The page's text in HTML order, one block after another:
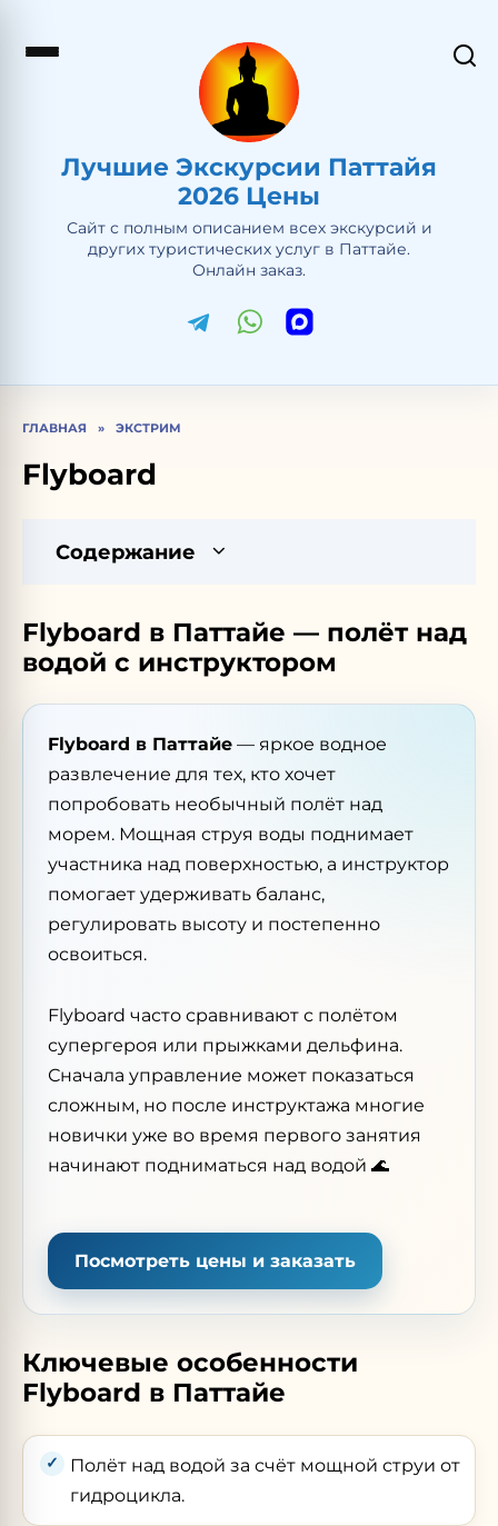
Лучшие Экскурсии Паттайя
2026 Цены
Сайт с полным описанием всех экскурсий и
других туристических услуг в Паттайе.
Онлайн заказ.
ГЛАВНАЯ » ЭКСТРИМ
Flyboard
Содержание
Flyboard в Паттайе — полёт над
водой с инструктором
Flyboard в Паттайе — яркое водное
развлечение для тех, кто хочет
попробовать необычный полёт над
морем. Мощная струя воды поднимает
участника над поверхностью, а инструктор
помогает удерживать баланс,
регулировать высоту и постепенно
освоиться.
Flyboard часто сравнивают с полётом
супергероя или прыжками дельфина.
Сначала управление может показаться
сложным, но после инструктажа многие
новички уже во время первого занятия
начинают подниматься над водой 🌊
Посмотреть цены и заказать
Ключевые особенности
Flyboard в Паттайе
Полёт над водой за счёт мощной струи от
гидроцикла.